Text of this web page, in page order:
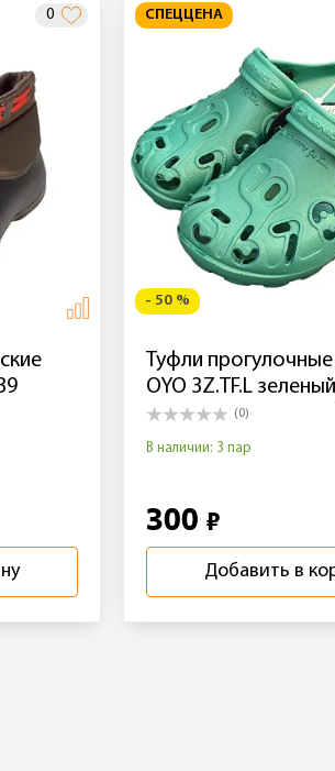
0 СПЕЦЦЕНА
- 50 %
Туфли
OYO 3Z.TF.L
(0)
В наличии: 3 пар
300 ₽
Добавить в